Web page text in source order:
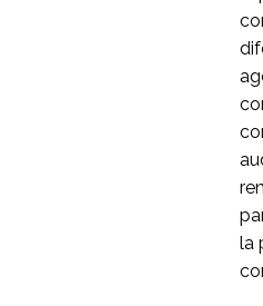
la investigación
¿Investigación
consultoría UX?
es la diferencia?
14 de septiembre de
Los préstamos
y su futuro en
la